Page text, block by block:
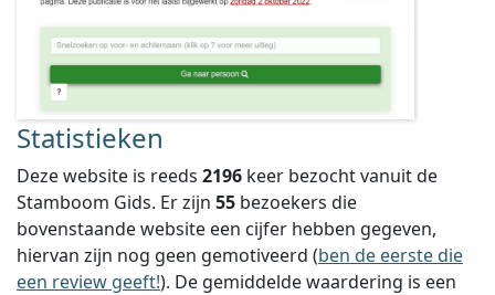
Statistieken
Deze website is reeds 2196 keer bezocht vanuit de
Stamboom Gids. Er zijn 55 bezoekers die
bovenstaande website een cijfer hebben gegeven,
hiervan zijn nog geen gemotiveerd (ben de eerste die
een review geeft!). De gemiddelde waardering is een